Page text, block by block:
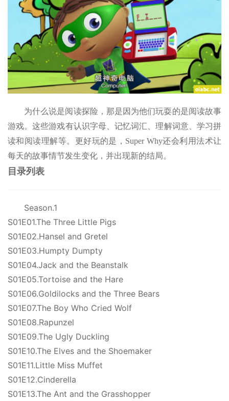
为什么说是阅读探险，那是因为他们玩耍的是阅读故事
游戏。这些游戏有认识字母、记忆词汇、理解词意、学习拼
读和阅读理解等。更好玩的是，Super Why还会利用法术让
每天的故事情节发生变化，并出现新的结局。
目录列表
Season.1
S01E01.The Three Little Pigs
S01E02.Hansel and Gretel
S01E03.Humpty Dumpty
S01E04.Jack and the Beanstalk
S01E05.Tortoise and the Hare
S01E06.Goldilocks and the Three Bears
S01E07.The Boy Who Cried Wolf
S01E08.Rapunzel
S01E09.The Ugly Duckling
S01E10.The Elves and the Shoemaker
S01E11.Little Miss Muffet
S01E12.Cinderella
S01E13.The Ant and the Grasshopper